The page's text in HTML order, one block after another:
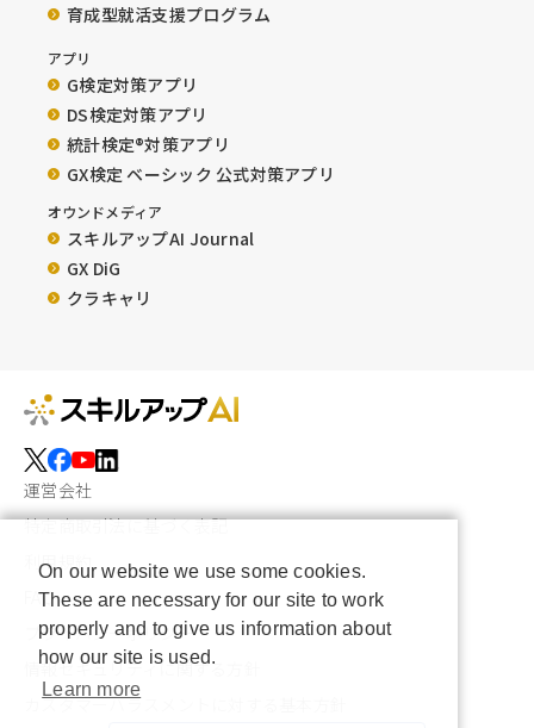
育成型就活支援プログラム
アプリ
G検定対策アプリ
DS検定対策アプリ
統計検定®︎対策アプリ
GX検定 ベーシック 公式対策アプリ
オウンドメディア
スキルアップAI Journal
GX DiG
クラキャリ
運営会社
特定商取引法に基づく表記
利用規約
FAQ
プライバシーポリシー
情報セキュリティに関する方針
カスタマーハラスメントに対する基本方針
On our website we use some cookies.
These are necessary for our site to work
properly and to give us information about
how our site is used.
Learn more